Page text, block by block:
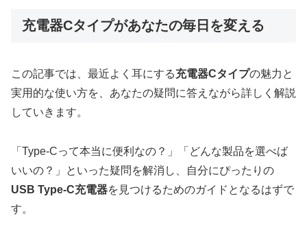
充電器Cタイプがあなたの毎日を変える
この記事では、最近よく耳にする充電器Cタイプの魅力と
実用的な使い方を、あなたの疑問に答えながら詳しく解説
していきます。
「Type-Cって本当に便利なの？」「どんな製品を選べば
いいの？」といった疑問を解消し、自分にぴったりの
USB Type-C充電器を見つけるためのガイドとなるはずで
す。